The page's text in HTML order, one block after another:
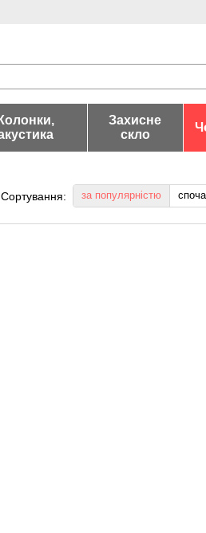
Колонки,
Захисне
скло
Сортування: за популярністю